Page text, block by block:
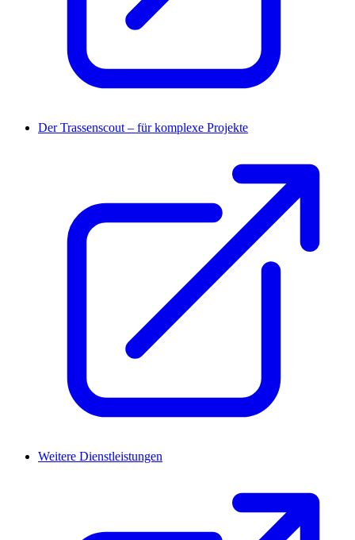
Der Trassenscout – für komplexe Projekte
Weitere Dienstleistungen